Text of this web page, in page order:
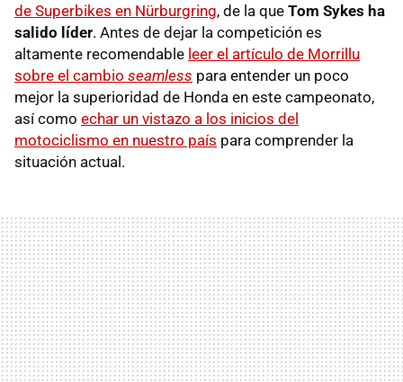
de Superbikes en Nürburgring, de la que Tom Sykes ha
salido líder. Antes de dejar la competición es
altamente recomendable leer el artículo de Morrillu
sobre el cambio seamless para entender un poco
mejor la superioridad de Honda en este campeonato,
así como echar un vistazo a los inicios del
motociclismo en nuestro país para comprender la
situación actual.